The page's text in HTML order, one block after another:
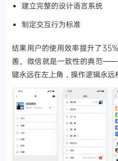
建立完整的设计语言系统
制定交互行为标准
结果用户的使用效率提升了
善。微信就是一致性的典范
键永远在左上角，操作逻辑永远